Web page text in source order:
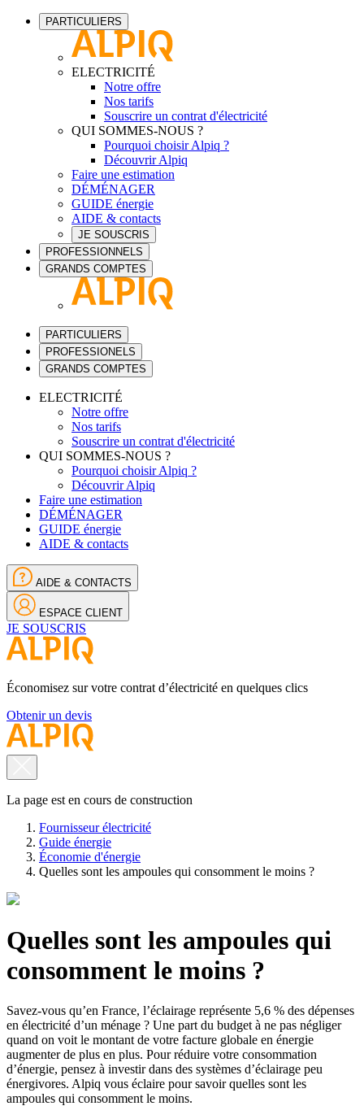
PARTICULIERS
ELECTRICITÉ
Notre offre
Nos tarifs
Souscrire un contrat d'électricité
QUI SOMMES-NOUS ?
Pourquoi choisir Alpiq ?
Découvrir Alpiq
Faire une estimation
DÉMÉNAGER
GUIDE énergie
AIDE & contacts
JE SOUSCRIS
PROFESSIONNELS
GRANDS COMPTES
PARTICULIERS
PROFESSIONELS
GRANDS COMPTES
ELECTRICITÉ
Notre offre
Nos tarifs
Souscrire un contrat d'électricité
QUI SOMMES-NOUS ?
Pourquoi choisir Alpiq ?
Découvrir Alpiq
Faire une estimation
DÉMÉNAGER
GUIDE énergie
AIDE & contacts
AIDE & CONTACTS
ESPACE CLIENT
JE SOUSCRIS
Économisez sur votre contrat d’électricité en quelques clics
Obtenir un devis
La page est en cours de construction
Fournisseur électricité
Guide énergie
Économie d'énergie
Quelles sont les ampoules qui consomment le moins ?
Quelles sont les ampoules qui
consomment le moins ?
Savez-vous qu’en France, l’éclairage représente 5,6 % des dépenses
en électricité d’un ménage ? Une part du budget à ne pas négliger
quand on voit le montant de votre facture globale en énergie
augmenter de plus en plus. Pour réduire votre consommation
d’énergie, pensez à investir dans des systèmes d’éclairage peu
énergivores. Alpiq vous éclaire pour savoir quelles sont les
ampoules qui consomment le moins.